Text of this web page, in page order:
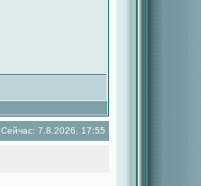
Сейчас: 7.8.2026, 17:55